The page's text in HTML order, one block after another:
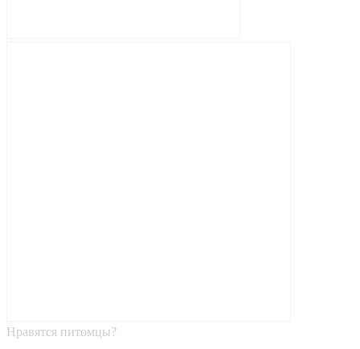
Нравятся питомцы?